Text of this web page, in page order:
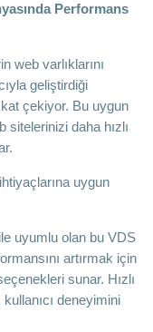
Performans
web varlıklarını
geliştirdiği
çekiyor. Bu uygun
sitelerinizi daha hızlı
uygun
uyumlu olan bu VDS
artırmak için
sunar. Hızlı
deneyimini